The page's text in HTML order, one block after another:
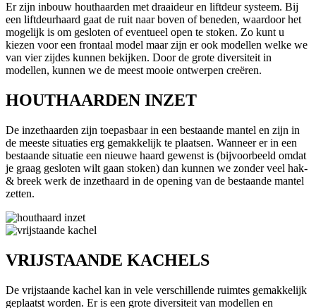
Er zijn inbouw houthaarden met draaideur en liftdeur systeem. Bij
een liftdeurhaard gaat de ruit naar boven of beneden, waardoor het
mogelijk is om gesloten of eventueel open te stoken. Zo kunt u
kiezen voor een frontaal model maar zijn er ook modellen welke we
van vier zijdes kunnen bekijken. Door de grote diversiteit in
modellen, kunnen we de meest mooie ontwerpen creëren.
HOUTHAARDEN INZET
De inzethaarden zijn toepasbaar in een bestaande mantel en zijn in
de meeste situaties erg gemakkelijk te plaatsen. Wanneer er in een
bestaande situatie een nieuwe haard gewenst is (bijvoorbeeld omdat
je graag gesloten wilt gaan stoken) dan kunnen we zonder veel hak-
& breek werk de inzethaard in de opening van de bestaande mantel
zetten.
VRIJSTAANDE KACHELS
De vrijstaande kachel kan in vele verschillende ruimtes gemakkelijk
geplaatst worden. Er is een grote diversiteit van modellen en